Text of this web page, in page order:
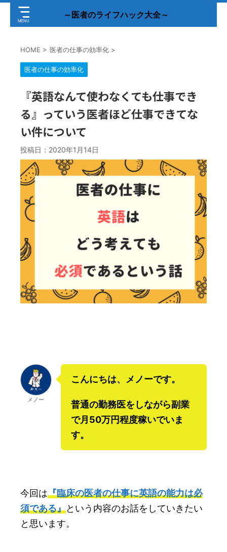
～医者のライフハック大全～
HOME > 医者の仕事の効率化 >
医者の仕事の効率化
『英語なんて使わなくても仕事でき
る』っていう医者ほど仕事できてな
い件について
投稿日： 2020年1月14日
メノー
こんにちは、メノーです。
普通の勤務医をしながら副業
で月50万円程度稼いでいま
す。
今回は『臨床の医者の仕事に英語の能力は必
須である』という内容のお話をしていきたい
と思います。